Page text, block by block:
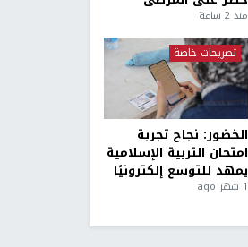
منذ 2 ساعة
تصريحات خاصة
الخضور: نجاح تجربة
امتحان التربية الإسلامية
يمهد للتوسع إلكترونيًا
1 شهر ago